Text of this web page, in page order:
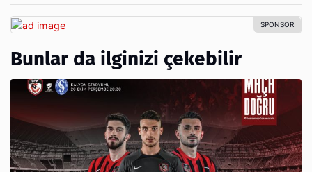
Bunlar da ilginizi çekebilir